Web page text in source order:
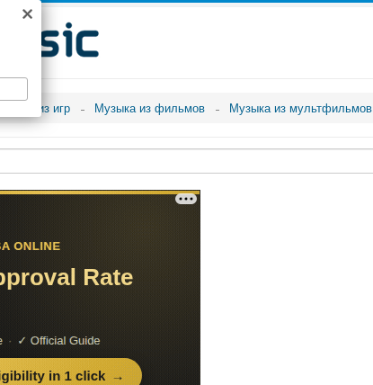
Музыка из игр Музыка из фильмов Музыка из мультфильмов